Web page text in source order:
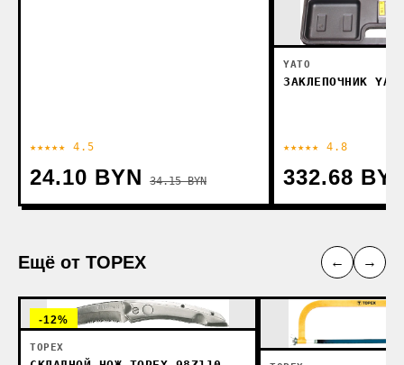
★★★★★ 4.5
24.10 BYN 34.15 BYN
YATO
ЗАКЛЕПОЧНИК
★★★★★ 4.8
332.68
Ещё от TOPEX ← →
-12%
TOPEX